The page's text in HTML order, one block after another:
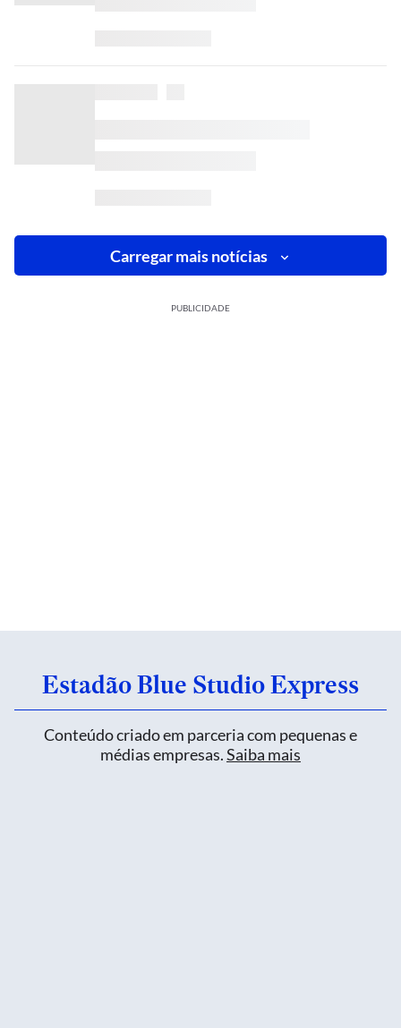
Carregar mais notícias
PUBLICIDADE
Estadão Blue Studio Express
Conteúdo criado em parceria com pequenas e
médias empresas.Saiba mais